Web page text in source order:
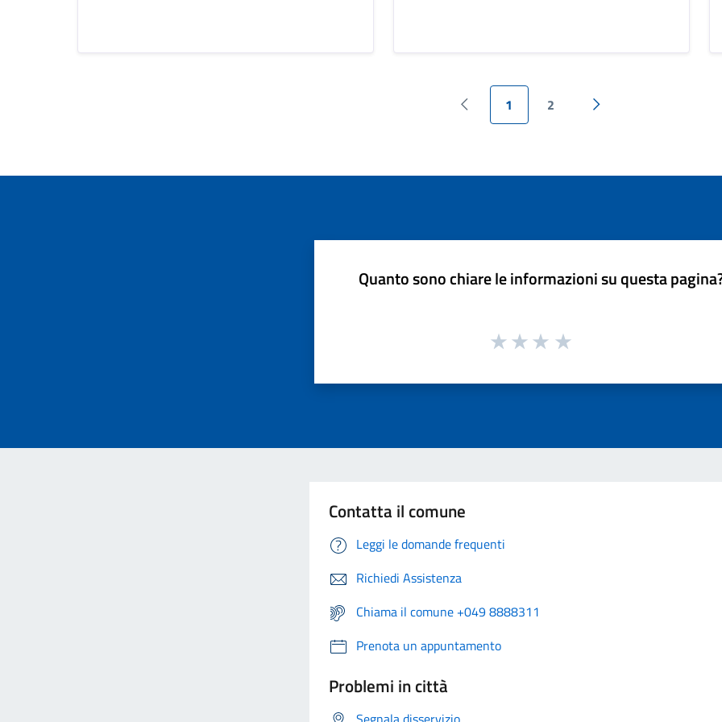
Pagina precedente
1 2
Pagina successiva
Quanto sono chiare le informazioni su questa
Contatta il comune
Leggi le domande frequenti
Richiedi Assistenza
Chiama il comune +049 8888311
Prenota un appuntamento
Problemi in città